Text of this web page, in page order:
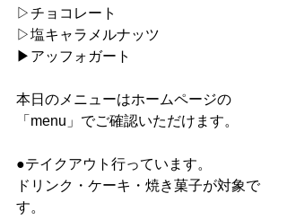
▷チョコレート
▷塩キャラメルナッツ
▶︎アッフォガート
本日のメニューはホームページの
「menu」でご確認いただけます。
●テイクアウト行っています。
ドリンク・ケーキ・焼き菓子が対象で
す。